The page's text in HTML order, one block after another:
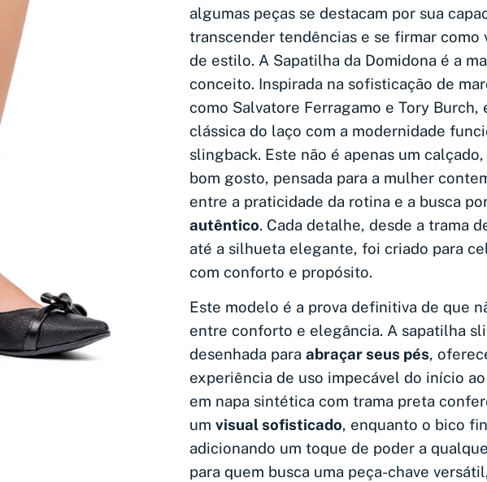
algumas peças se destacam por sua
transcender tendências e se firmar como
de estilo. A Sapatilha da Domidona é a
conceito. Inspirada na sofisticação de
como Salvatore Ferragamo e Tory Burch,
clássica do laço com a modernidade
slingback. Este não é apenas um
bom gosto, pensada para a mulher
entre a praticidade da rotina e a busca
autêntico. Cada detalhe, desde a trama
até a silhueta elegante, foi criado para
com conforto e propósito.
Este modelo é a prova definitiva de que
entre conforto e elegância. A sapatilha
desenhada para abraçar seus pés,
experiência de uso impecável do início
em napa sintética com trama preta
um visual sofisticado, enquanto o bico
adicionando um toque de poder a
para quem busca uma peça-chave